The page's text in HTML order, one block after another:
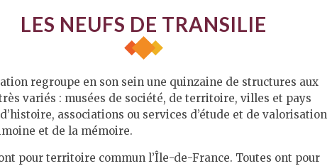
LES NEUFS DE TRANSILIE
regroupe en son sein une quinzaine de structures aux
variés : musées de société, de territoire, villes et pays
associations ou services d’étude et de valorisation
et de la mémoire.
pour territoire commun l’Île-de-France. Toutes ont pour